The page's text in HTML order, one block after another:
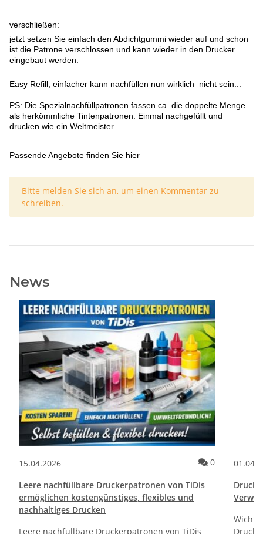
verschließen:
jetzt setzen Sie einfach den Abdichtgummi wieder auf und schon
ist die Patrone verschlossen und kann wieder in den Drucker
eingebaut werden.
Easy Refill, einfacher kann nachfüllen nun wirklich nicht sein...
PS: Die Spezialnachfüllpatronen fassen ca. die doppelte Menge
als herkömmliche Tintenpatronen. Einmal nachgefüllt und
drucken wie ein Weltmeister.
Passende Angebote finden Sie hier
x
Bitte melden Sie sich an, um einen Kommentar zu
schreiben.
News
15.04.2026 Kommentare
0
Leere nachfüllbare Druckerpatronen von TiDis
ermöglichen kostengünstiges, flexibles und
nachhaltiges Drucken
Leere nachfüllbare Druckerpatronen von TiDis